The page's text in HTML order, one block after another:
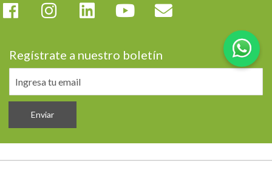
Regístrate a nuestro boletín
Enviar